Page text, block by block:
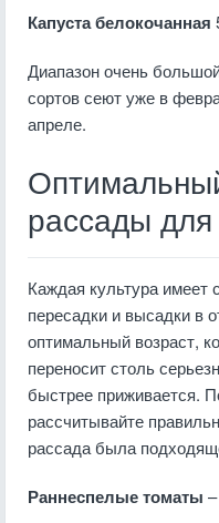
Капуста белокочанная
Диапазон очень
сортов сеют уже в
апреле.
рассады для
Каждая культура имеет
пересадки и высадки в
оптимальный возраст,
переносит столь
быстрее приживается.
рассчитывайте
рассада была
Раннеспелые томаты